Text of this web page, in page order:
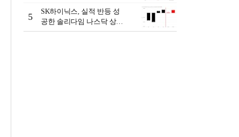
5
SK하이닉스, 실적 반등 성
공한 솔리다임 나스닥 상장
검토